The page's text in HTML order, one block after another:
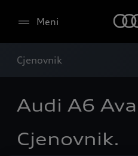
Meni
Cjenovnik
Audi A6
Cjenovnik.